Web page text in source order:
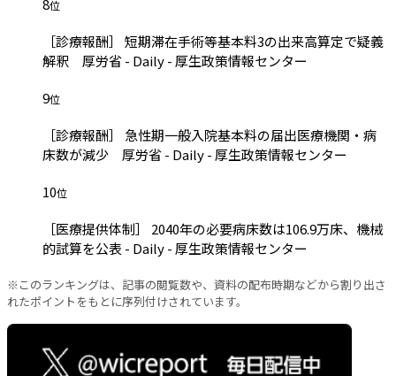
8位
［診療報酬］ 短期滞在手術等基本料3の出来高算定で疑義
解釈 厚労省 - Daily - 厚生政策情報センター
9位
［診療報酬］ 急性期一般入院基本料の届出医療機関・病
床数が減少 厚労省 - Daily - 厚生政策情報センター
10位
［医療提供体制］ 2040年の必要病床数は106.9万床、機械
的試算を公表 - Daily - 厚生政策情報センター
※このランキングは、記事の閲覧数や、資料の配布時期などから割り出さ
れたポイントをもとに序列付けされています。